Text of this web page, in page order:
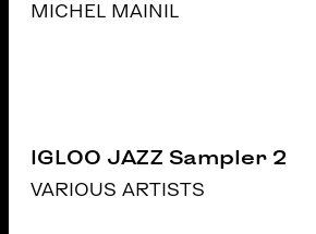
MICHEL MAINIL
IGLOO JAZZ Sampler 2
VARIOUS ARTISTS